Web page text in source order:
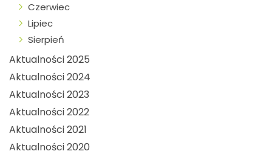
Czerwiec
Lipiec
Sierpień
Aktualności 2025
Aktualności 2024
Aktualności 2023
Aktualności 2022
Aktualności 2021
Aktualności 2020